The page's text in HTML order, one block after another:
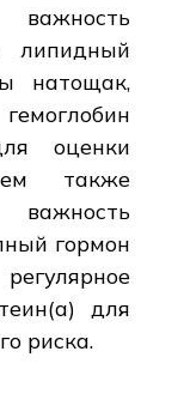
липидный
натощак,
оценки
также
гормон
для
риска.